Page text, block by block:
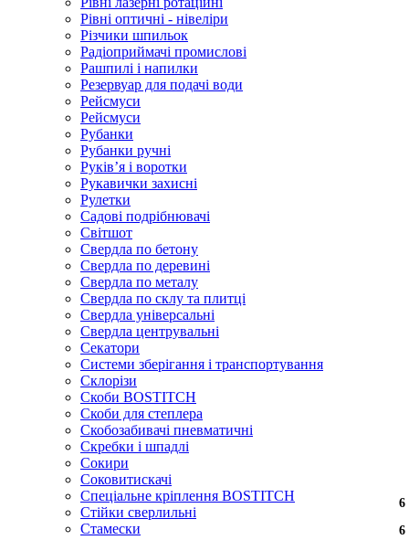
Рівні оптичні - нівеліри
Різчики шпильок
Радіоприймачі промислові
Рашпилі і напилки
Резервуар для подачі води
Рейсмуси
Рейсмуси
Рубанки
Рубанки ручні
Руківʼя і воротки
Рукавички захисні
Рулетки
Садові подрібнювачі
Світшот
Свердла по бетону
Свердла по деревині
Свердла по металу
Свердла по склу та плитці
Свердла універсальні
Свердла центрувальні
Секатори
Системи зберігання і транспортування
Склорізи
Скоби BOSTITCH
Скоби для степлера
Скобозабивачі пневматичні
Скребки і шпадлі
Сокири
Соковитискачі
Спеціальне кріплення BOSTITCH
Стійки сверлильні
Стамески
6
6
6
6
6
6
6
6
6
6
6
6
6
6
6
6
6
6
6
6